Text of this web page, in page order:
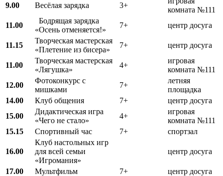
9.00 Весёлая зарядка 3+
комната №111
11.00
Бодрящая зарядка
«Осень отменяется!»
7+ центр досуга
11.15
Творческая мастерская
«Плетение из бисера»
7+ центр досуга
11.00
Творческая мастерская
«Лягушка»
4+
игровая
комната №111
12.00
Фотоконкурс с
мишками
7+
летняя
площадка
14.00
Клуб общения 7+
центр досуга
15.00
Дидактическая игра
«Чего не стало»
4+
игровая
комната №111
15.15
Спортивный час 7+ спортзал
16.00
Клуб настольных игр
для всей семьи
«Игромания»
центр досуга
17.00 Мультфильм 7+ центр досуга